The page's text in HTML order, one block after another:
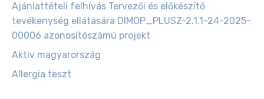
Ajánlattételi felhívás Tervezői és előkészítő
tevékenység ellátására DIMOP_PLUSZ-2.1.1-24-2025-
00006 azonosítószámú projekt
Aktiv magyarország
Allergia teszt